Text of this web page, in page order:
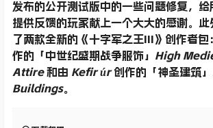
发布的公开测试版中的一些问题修复，
提供反馈的玩家献上一个大大的感谢。此
了两款全新的《十字军之王III》创作者包
作的 「中世纪盛期战争服饰」‌ High
Attire和由 Kefir úr创作的 「神圣建筑」‌
Buildings。